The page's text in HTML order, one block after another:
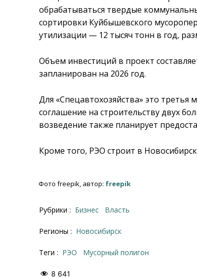
обрабатываться твердые
сортировки Куйбышевского
утилизации — 12 тысяч тонн в год,
Объем инвестиций в проект
запланирован на 2026 год.
Для «Спецавтохозяйства» это третья
соглашение на строительству двух
возведение также планирует
Кроме того, РЭО строит в
Фото freepik, автор: freepik
Рубрики : Бизнес Власть
Регионы : Новосибирск
Теги : РЭО мусорный полигон
8 641